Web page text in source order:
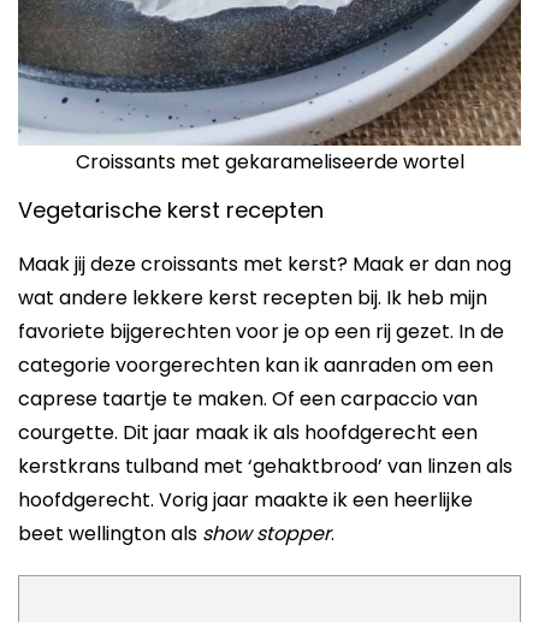
Croissants met gekarameliseerde wortel
Vegetarische kerst recepten
Maak jij deze croissants met kerst? Maak er dan nog
wat andere lekkere kerst recepten bij. Ik heb mijn
favoriete bijgerechten voor je op een rij gezet. In de
categorie voorgerechten kan ik aanraden om een
caprese taartje te maken. Of een carpaccio van
courgette. Dit jaar maak ik als hoofdgerecht een
kerstkrans tulband met ‘gehaktbrood’ van linzen als
hoofdgerecht. Vorig jaar maakte ik een heerlijke
beet wellington als show stopper.